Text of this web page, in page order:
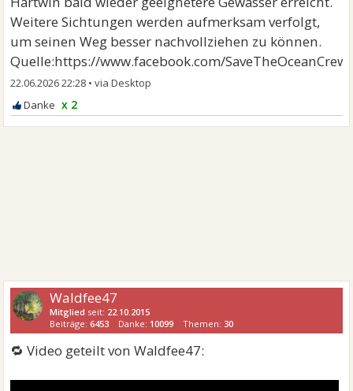
Weitere Sichtungen werden aufmerksam verfolgt,
um seinen Weg besser nachvollziehen zu können.
Quelle:https://www.facebook.com/SaveTheOceanCrew
22.06.2026 22:28 •
x 2
Waldfee47
Mitglied seit: 22.10.2015
Beiträge:6453 Danke: 10099 Themen: 30
🔁 Video geteilt von Waldfee47: